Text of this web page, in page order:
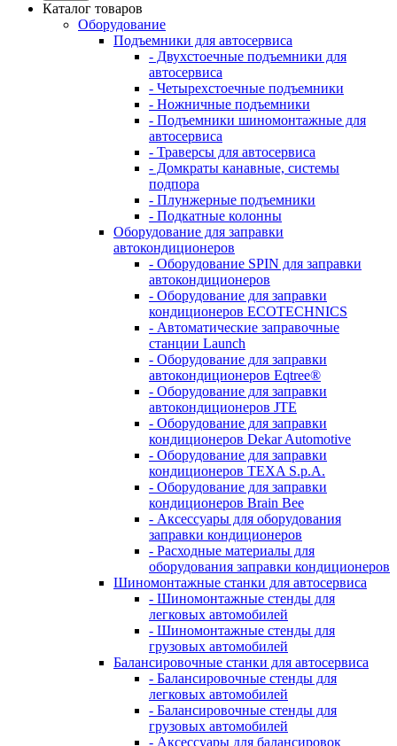
Каталог товаров
Оборудование
Подъемники для автосервиса
- Двухстоечные подъемники для
автосервиса
- Четырехстоечные подъемники
- Ножничные подъемники
- Подъемники шиномонтажные для
автосервиса
- Траверсы для автосервиса
- Домкраты канавные, системы
подпора
- Плунжерные подъемники
- Подкатные колонны
Оборудование для заправки
автокондиционеров
- Оборудование SPIN для заправки
автокондиционеров
- Оборудование для заправки
кондиционеров ECOTECHNICS
- Автоматические заправочные
станции Launch
- Оборудование для заправки
автокондиционеров Eqtree®
- Оборудование для заправки
автокондиционеров JTE
- Оборудование для заправки
кондиционеров Dekar Automotive
- Оборудование для заправки
кондиционеров TEXA S.p.A.
- Оборудование для заправки
кондиционеров Brain Bee
- Аксессуары для оборудования
заправки кондиционеров
- Расходные материалы для
оборудования заправки кондиционеров
Шиномонтажные станки для автосервиса
- Шиномонтажные стенды для
легковых автомобилей
- Шиномонтажные стенды для
грузовых автомобилей
Балансировочные станки для автосервиса
- Балансировочные стенды для
легковых автомобилей
- Балансировочные стенды для
грузовых автомобилей
- Аксессуары для балансировок